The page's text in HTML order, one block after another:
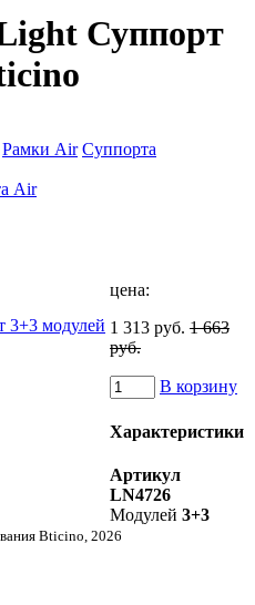
Суппорт
Рамки Air Суппорта
Air
цена:
1 313 руб. 1 663
руб.
В корзину
Характеристики
Артикул
LN4726
Модулей 3+3
Bticino, 2026